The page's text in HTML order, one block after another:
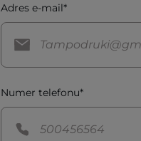
Adres e-mail*
Numer telefonu*